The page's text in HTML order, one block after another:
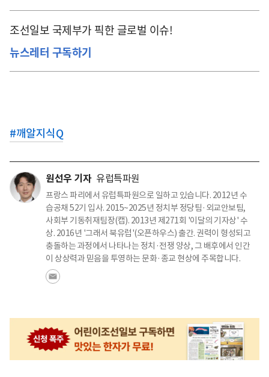
조선일보 국제부가 픽한 글로벌 이슈!
뉴스레터 구독하기
#깨알지식Q
원선우 기자 유럽특파원
프랑스 파리에서 유럽특파원으로 일하고 있습니다. 2012년 수
습공채 52기 입사. 2015~2025년 정치부 정당팀·외교안보팀,
사회부 기동취재팀장(캡). 2013년 제271회 '이달의 기자상' 수
상. 2016년 '그래서 북유럽'(오픈하우스) 출간. 권력이 형성되고
충돌하는 과정에서 나타나는 정치·전쟁 양상, 그 배후에서 인간
이 상상력과 믿음을 투영하는 문화·종교 현상에 주목합니다.